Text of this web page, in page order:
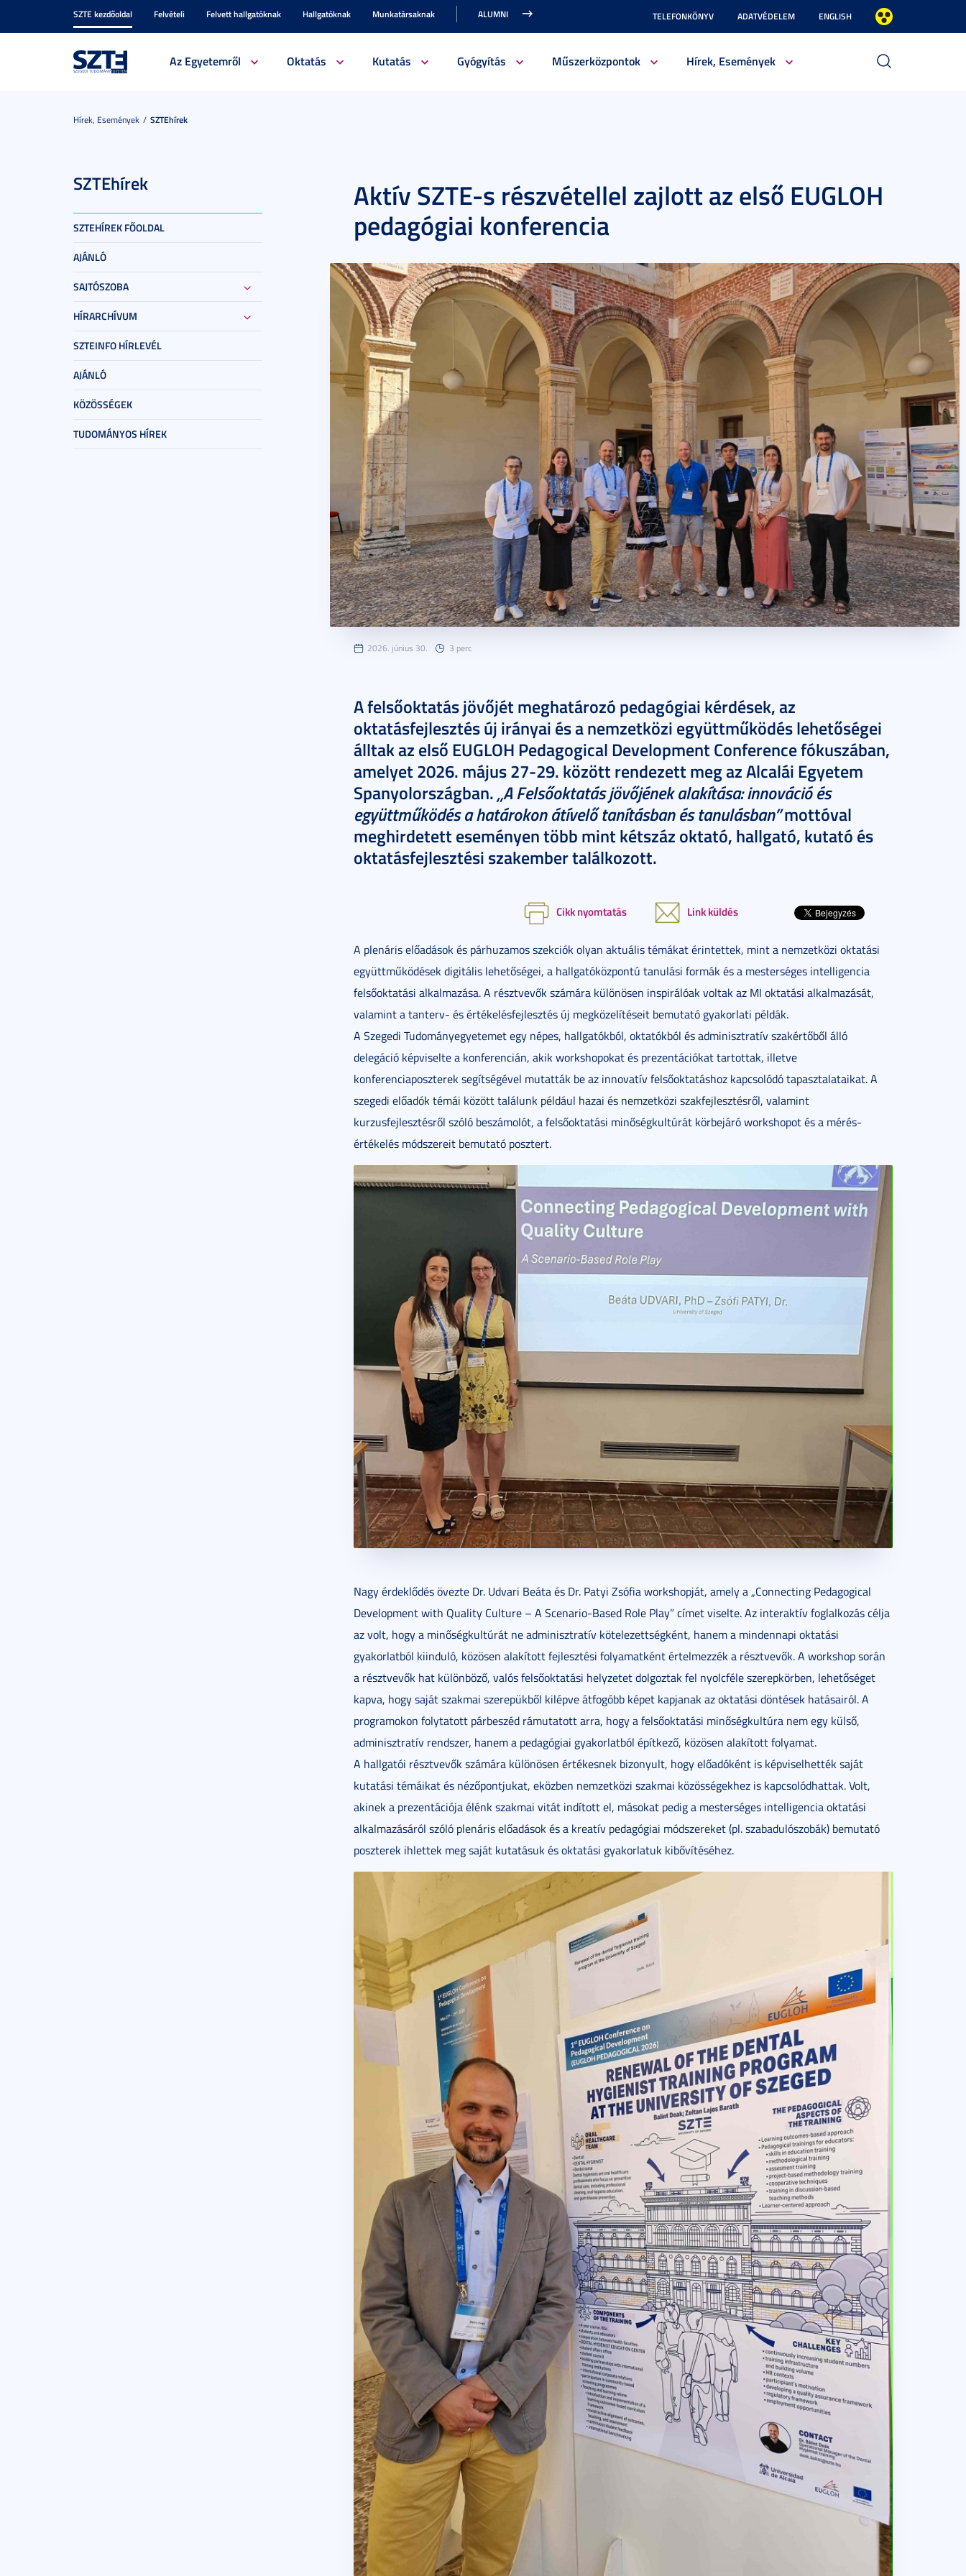
SZTE kezdőoldal Felvételi Felvett hallgatóknak Hallgatóknak Munkatársaknak ALUMNI TELEFONKÖNYV ADATVÉDELEM ENGLISH
Az Egyetemről Oktatás Kutatás Gyógyítás Műszerközpontok Hírek, Események
Hírek, Események SZTEhírek
SZTEhírek
SZTEHÍREK FŐOLDAL
AJÁNLÓ
SAJTÓSZOBA
HÍRARCHÍVUM
SZTEINFO HÍRLEVÉL
AJÁNLÓ
KÖZÖSSÉGEK
TUDOMÁNYOS HÍREK
Aktív SZTE-s részvétellel zajlott az első EUGLOH
pedagógiai konferencia
2026. június 30. 3 perc
A felsőoktatás jövőjét meghatározó pedagógiai kérdések, az
oktatásfejlesztés új irányai és a nemzetközi együttműködés lehetőségei
álltak az első EUGLOH Pedagogical Development Conference fókuszában,
amelyet 2026. május 27-29. között rendezett meg az Alcalái Egyetem
Spanyolországban.„A Felsőoktatás jövőjének alakítása: innováció és
együttműködés a határokon átívelő tanításban és tanulásban”mottóval
meghirdetett eseményen több mint kétszáz oktató, hallgató, kutató és
oktatásfejlesztési szakember találkozott.
Cikk nyomtatás Link küldés
A plenáris előadások és párhuzamos szekciók olyan aktuális témákat érintettek, mint a nemzetközi oktatási
együttműködések digitális lehetőségei, a hallgatóközpontú tanulási formák és a mesterséges intelligencia
felsőoktatási alkalmazása. A résztvevők számára különösen inspirálóak voltak az MI oktatási alkalmazását,
valamint a tanterv- és értékelésfejlesztés új megközelítéseit bemutató gyakorlati példák.
A Szegedi Tudományegyetemet egy népes, hallgatókból, oktatókból és adminisztratív szakértőből álló
delegáció képviselte a konferencián, akik workshopokat és prezentációkat tartottak, illetve
konferenciaposzterek segítségével mutatták be az innovatív felsőoktatáshoz kapcsolódó tapasztalataikat. A
szegedi előadók témái között találunk például hazai és nemzetközi szakfejlesztésről, valamint
kurzusfejlesztésről szóló beszámolót, a felsőoktatási minőségkultúrát körbejáró workshopot és a mérés-
értékelés módszereit bemutató posztert.
Nagy érdeklődés övezte Dr. Udvari Beáta és Dr. Patyi Zsófia workshopját, amely a „Connecting Pedagogical
Development with Quality Culture – A Scenario-Based Role Play” címet viselte. Az interaktív foglalkozás célja
az volt, hogy a minőségkultúrát ne adminisztratív kötelezettségként, hanem a mindennapi oktatási
gyakorlatból kiinduló, közösen alakított fejlesztési folyamatként értelmezzék a résztvevők. A workshop során
a résztvevők hat különböző, valós felsőoktatási helyzetet dolgoztak fel nyolcféle szerepkörben, lehetőséget
kapva, hogy saját szakmai szerepükből kilépve átfogóbb képet kapjanak az oktatási döntések hatásairól. A
programokon folytatott párbeszéd rámutatott arra, hogy a felsőoktatási minőségkultúra nem egy külső,
adminisztratív rendszer, hanem a pedagógiai gyakorlatból építkező, közösen alakított folyamat.
A hallgatói résztvevők számára különösen értékesnek bizonyult, hogy előadóként is képviselhették saját
kutatási témáikat és nézőpontjukat, eközben nemzetközi szakmai közösségekhez is kapcsolódhattak. Volt,
akinek a prezentációja élénk szakmai vitát indított el, másokat pedig a mesterséges intelligencia oktatási
alkalmazásáról szóló plenáris előadások és a kreatív pedagógiai módszereket (pl. szabadulószobák) bemutató
poszterek ihlettek meg saját kutatásuk és oktatási gyakorlatuk kibővítéséhez.